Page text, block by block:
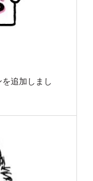
追加しまし